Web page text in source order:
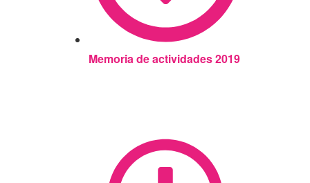
Memoria de actividades 2019